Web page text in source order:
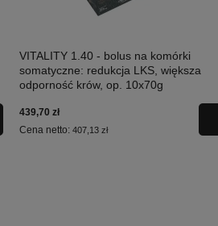
VITALITY 1.40 - bolus na komórki
somatyczne: redukcja LKS, większa
odporność krów, op. 10x70g
439,70 zł
Cena netto:407,13 zł